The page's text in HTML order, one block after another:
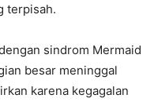
terpisah.
sindrom Mermaid
besar meninggal
karena kegagalan